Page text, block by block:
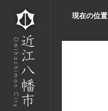
現在の位置